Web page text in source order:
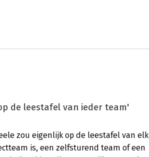
de leestafel van ieder team'
zou eigenlijk op de leestafel van elk
is, een zelfsturend team of een